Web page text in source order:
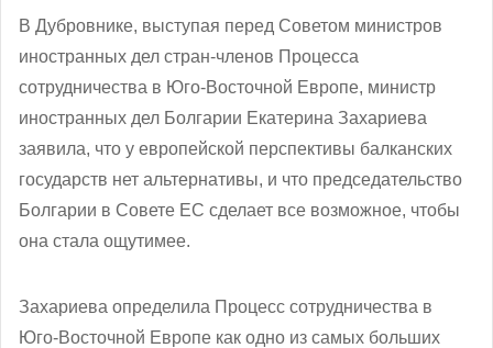
В Дубровнике, выступая перед Советом министров
иностранных дел стран-членов Процесса
сотрудничества в Юго-Восточной Европе, министр
иностранных дел Болгарии Екатерина Захариева
заявила, что у европейской перспективы балканских
государств нет альтернативы, и что председательство
Болгарии в Совете ЕС сделает все возможное, чтобы
она стала ощутимее.
Захариева определила Процесс сотрудничества в
Юго-Восточной Европе как одно из самых больших